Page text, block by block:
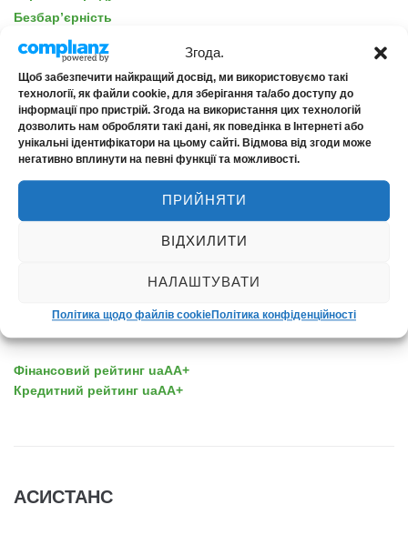
Згода.
Щоб забезпечити найкращий досвід, ми використовуємо такі
технології, як файли cookie, для зберігання та/або доступу до
інформації про пристрій. Згода на використання цих технологій
дозволить нам обробляти такі дані, як поведінка в Інтернеті або
унікальні ідентифікатори на цьому сайті. Відмова від згоди може
негативно вплинути на певні функції та можливості.
ПРИЙНЯТИ
ВІДХИЛИТИ
НАЛАШТУВАТИ
Політика щодо файлів cookieПолітика конфіденційності
Безбар’єрність
ПРО КОМПАНІЮ
Контакти
НАДІЙНІСТЬ
Фінансовий рейтинг uaAA+
Кредитний рейтинг uaAA+
АСИСТАНС